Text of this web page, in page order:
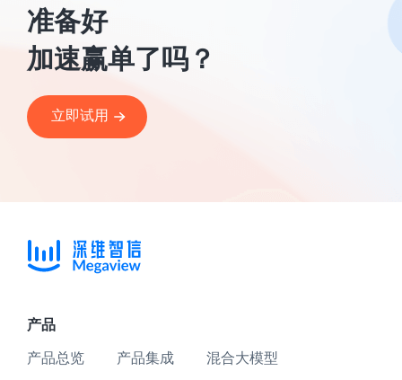
准备好
加速赢单了吗？
立即试用
产品
产品总览
产品集成
混合大模型